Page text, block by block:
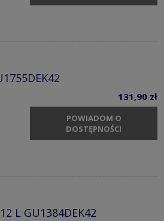
131,90 zł
POWIADOM O
DOSTĘPNOŚCI
L GU1384DEK42